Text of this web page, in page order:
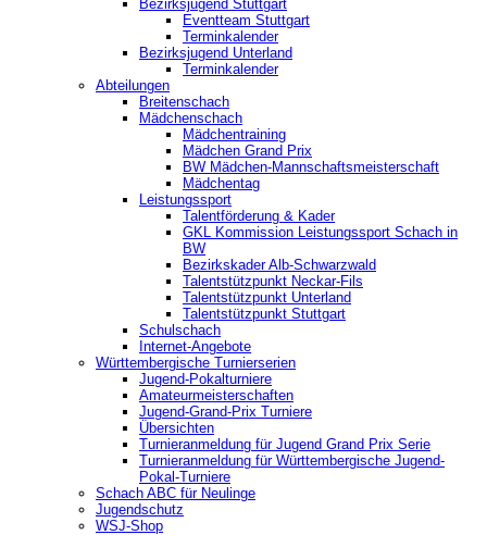
Bezirksjugend Stuttgart
‎Eventteam Stuttgart
Terminkalender
Bezirksjugend Unterland
Terminkalender
Abteilungen
Breitenschach
Mädchenschach
Mädchentraining
Mädchen Grand Prix
BW Mädchen-Mannschaftsmeisterschaft
Mädchentag
Leistungssport
Talentförderung & Kader
GKL Kommission Leistungssport Schach in
BW
Bezirkskader Alb-Schwarzwald
Talentstützpunkt Neckar-Fils
Talentstützpunkt Unterland
Talentstützpunkt Stuttgart
Schulschach
Internet-Angebote
Württembergische Turnierserien
Jugend-Pokalturniere
Amateurmeisterschaften
Jugend-Grand-Prix Turniere
Übersichten
Turnieranmeldung für Jugend Grand Prix Serie
Turnieranmeldung für Württembergische Jugend-
Pokal-Turniere
Schach ABC für Neulinge
Jugendschutz
WSJ-Shop